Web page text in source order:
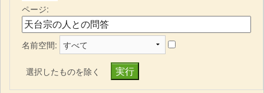
ページ:
名前空間:
選択したものを除く